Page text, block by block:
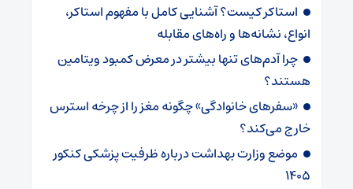
استاکر کیست؟ آشنایی کامل با مفهوم استاکر،
انواع، نشانه‌ها و راه‌های مقابله
چرا آدم‌های تنها بیشتر در معرض کمبود ویتامین
هستند؟
«سفرهای خانوادگی» چگونه مغز را از چرخه استرس
خارج می‌کند؟
موضع وزارت بهداشت درباره ظرفیت پزشکی کنکور
۱۴۰۵